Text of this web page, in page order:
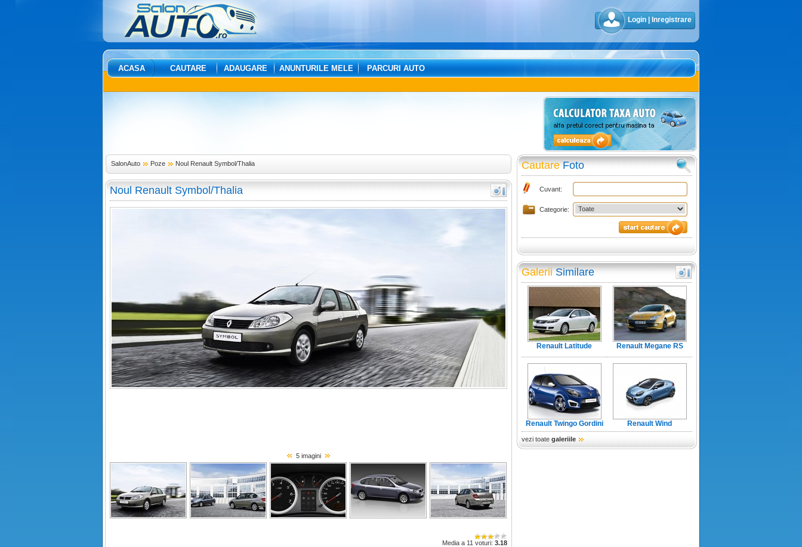
Login Inregistrare
ACASA CAUTARE ADAUGARE ANUNTURILE MELE PARCURI AUTO
SalonAuto Poze Noul Renault Symbol/Thalia
Noul Renault Symbol/Thalia
5 imagini
Media a 11 voturi: 3.18
CautareFoto
Cuvant:
Categorie:
GaleriiSimilare
Renault Latitude Renault Megane RS
Renault Twingo Gordini
133
Renault Wind
vezi toate galeriile